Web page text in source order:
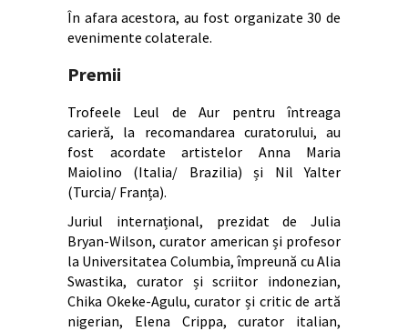
În afara acestora, au fost organizate 30 de
evenimente colaterale.
Premii
Trofeele Leul de Aur pentru întreaga
carieră, la recomandarea curatorului, au
fost acordate artistelor Anna Maria
Maiolino (Italia/ Brazilia) și Nil Yalter
(Turcia/ Franța).
Juriul internațional, prezidat de Julia
Bryan-Wilson, curator american și profesor
la Universitatea Columbia, împreună cu Alia
Swastika, curator și scriitor indonezian,
Chika Okeke-Agulu, curator și critic de artă
nigerian, Elena Crippa, curator italian,